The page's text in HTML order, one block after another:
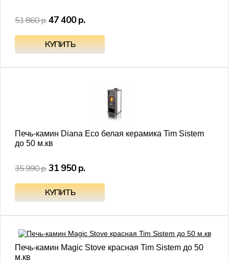
51 860 р.47 400 р.
Печь-камин Diana Eco белая керамика Tim Sistem
до 50 м.кв
35 990 р.31 950 р.
Печь-камин Magic Stove красная Tim Sistem до 50
м.кв